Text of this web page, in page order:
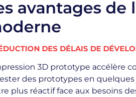
avantages
DES DÉLAIS DE
3D prototype accélère
des prototypes en
plus réactif face aux besoins